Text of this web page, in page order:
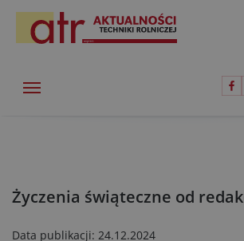
Życzenia świąteczne od
Data publikacji: 24.12.2024